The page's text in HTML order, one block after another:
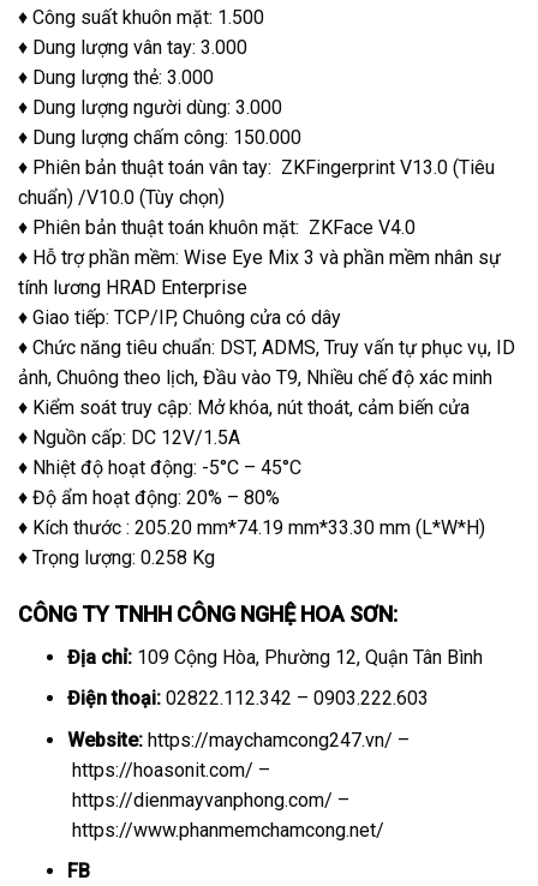
♦ Công suất khuôn mặt: 1.500
♦ Dung lượng vân tay: 3.000
♦ Dung lượng thẻ: 3.000
♦ Dung lượng người dùng: 3.000
♦ Dung lượng chấm công: 150.000
♦ Phiên bản thuật toán vân tay: ZKFingerprint V13.0 (Tiêu
chuẩn) /V10.0 (Tùy chọn)
♦ Phiên bản thuật toán khuôn mặt: ZKFace V4.0
♦ Hỗ trợ phần mềm: Wise Eye Mix 3 và phần mềm nhân sự
tính lương HRAD Enterprise
♦ Giao tiếp: TCP/IP, Chuông cửa có dây
♦ Chức năng tiêu chuẩn: DST, ADMS, Truy vấn tự phục vụ, ID
ảnh, Chuông theo lịch, Đầu vào T9, Nhiều chế độ xác minh
♦ Kiểm soát truy cập: Mở khóa, nút thoát, cảm biến cửa
♦ Nguồn cấp: DC 12V/1.5A
♦ Nhiệt độ hoạt động: -5°C – 45°C
♦ Độ ẩm hoạt động: 20% – 80%
♦ Kích thước : 205.20 mm*74.19 mm*33.30 mm (L*W*H)
♦ Trọng lượng: 0.258 Kg
CÔNG TY TNHH CÔNG NGHỆ HOA SƠN:
Địa chỉ:109 Cộng Hòa, Phường 12, Quận Tân Bình
Điện thoại:02822.112.342 – 0903.222.603
Website: https://maychamcong247.vn/ –
https://hoasonit.com/ –
https://dienmayvanphong.com/ –
https://www.phanmemchamcong.net/
FB